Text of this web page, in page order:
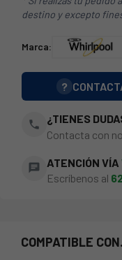
destino y excepto
Marca:
?
phone
¿TIENES
Contacta con
chat ATENCIÓN VÍA
Escríbenos al
COMPATIBLE